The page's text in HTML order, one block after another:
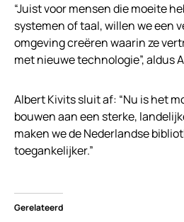
“Juist voor mensen die moeite
systemen of taal, willen we een
omgeving creëren waarin ze
met nieuwe technologie”, aldus
Albert Kivits sluit af: “Nu is het
bouwen aan een sterke,
maken we de Nederlandse
toegankelijker.”
Gerelateerd